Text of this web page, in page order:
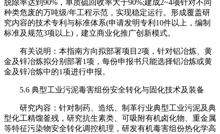
脱除率达到90%，单质硫回收率大于90%;建成2~4项针对不同
种类危废的万吨级/年工程示范，实现稳定运行。形成覆盖研
究内容的技术专利与标准体系(申请发明专利10件以上，编制
标准及规范3项以上)，建立商业化推广创新模式。
有关说明：本指南方向拟部署项目2项，针对铝冶炼、黄
金及锌冶炼拟分别部署1项，每份申报书只能选择铝冶炼或黄
金及锌冶炼中的1项进行申报。
5.6 典型工业污泥毒害组份安全转化与固化技术及装备
研究内容：针对制药、造纸、制革行业典型工业污泥及典
型化工精馏釜残，研究抗生素类、可吸附有机卤化物、重金属
等特征污染物安全转化调控机理，研发有机毒害组份热化学高